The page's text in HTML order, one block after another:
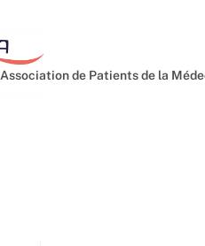
Association de Patients de la